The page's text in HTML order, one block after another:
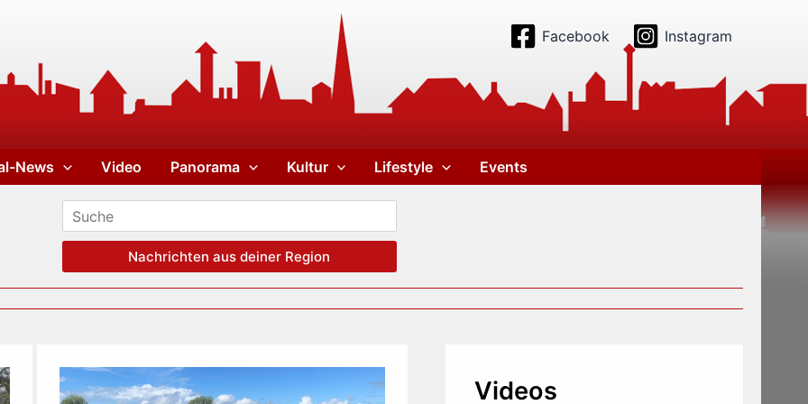
Facebook Instagram
News Video Panorama Kultur Lifestyle Events
Nachrichten aus deiner Region
Videos